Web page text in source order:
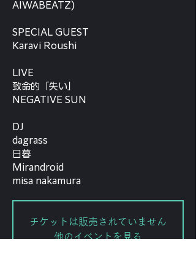
AIWABEATZ)
SPECIAL GUEST
Karavi Roushi
LIVE
致命的「失い」
NEGATIVE SUN
DJ
dagrass
日暮
Mirandroid
misa nakamura
チケットは販売されていません
他のイベントを見る